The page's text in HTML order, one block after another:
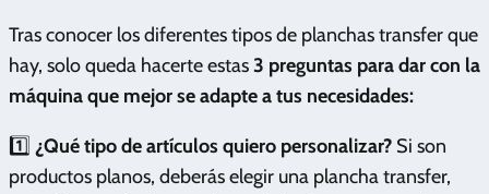
Tras conocer los diferentes tipos de planchas transfer que
hay, solo queda hacerte estas3 preguntas para dar con la
máquina que mejor se adapte a tus necesidades:
1️⃣ ¿Qué tipo de artículos quiero personalizar? Si son
productos planos, deberás elegir una plancha transfer,